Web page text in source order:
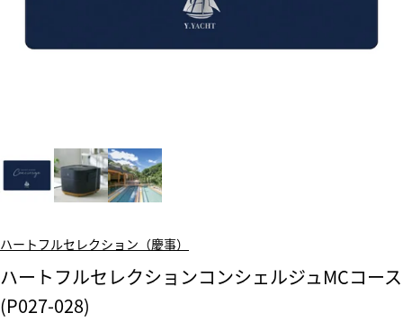
ハートフルセレクション（慶事）
ハートフルセレクションコンシェルジュMCコース
(P027-028)